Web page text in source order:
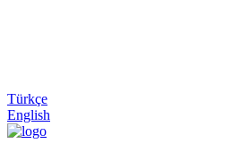
Türkçe
English